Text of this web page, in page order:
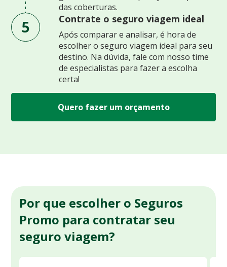
das coberturas.
5 Contrate o seguro viagem ideal
Após comparar e analisar, é hora de
escolher o seguro viagem ideal para seu
destino. Na dúvida, fale com nosso time
de especialistas para fazer a escolha
certa!
Quero fazer um orçamento
Por que escolher o Seguros
Promo para contratar seu
seguro viagem?